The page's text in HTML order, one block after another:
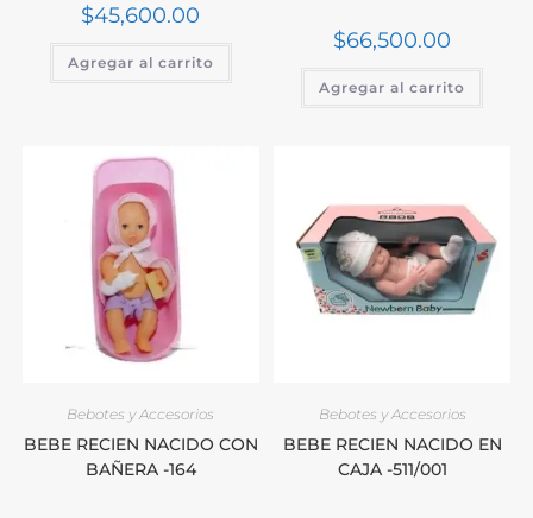
$45,600.00
Agregar al carrito
$66,500.00
Agregar al carrito
Bebotes y Accesorios
BEBE RECIEN NACIDO CON
BAÑERA -164
Bebotes y Accesorios
BEBE RECIEN NACIDO EN
CAJA -511/001